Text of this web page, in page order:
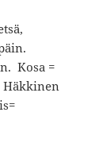
Kosa =
Häkkinen